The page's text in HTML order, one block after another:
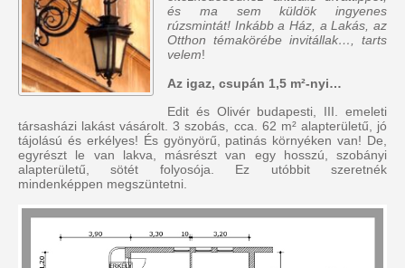
és ma sem küldök ingyenes
rúzsmintát! Inkább a Ház, a Lakás, az
Otthon témakörébe invitállak…, tarts
velem!
Az igaz, csupán 1,5 m²-nyi…
Edit és Olivér budapesti, III. emeleti
társasházi lakást vásárolt. 3 szobás, cca. 62 m² alapterületű, jó
tájolású és erkélyes! És gyönyörű, patinás környéken van! De,
egyrészt le van lakva, másrészt van egy hosszú, szobányi
alapterületű, sötét folyosója. Ez utóbbit szeretnék
mindenképpen megszüntetni.